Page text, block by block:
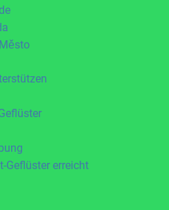
Geflüster erreicht